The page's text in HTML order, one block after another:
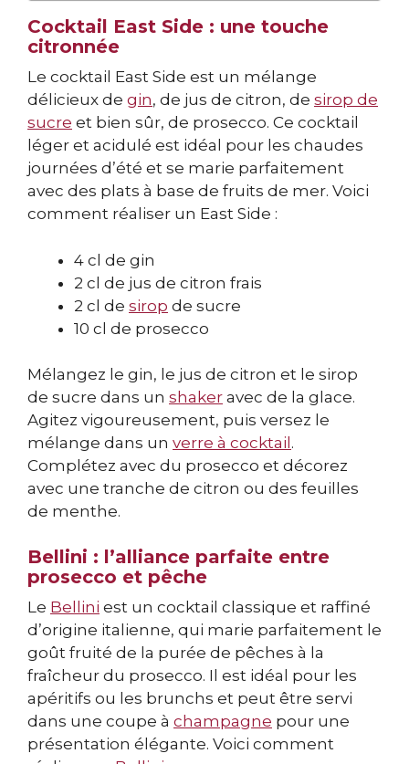
Cocktail East Side : une touche
citronnée
Le cocktail East Side est un mélange
délicieux de gin, de jus de citron, de sirop de
sucre et bien sûr, de prosecco. Ce cocktail
léger et acidulé est idéal pour les chaudes
journées d’été et se marie parfaitement
avec des plats à base de fruits de mer. Voici
comment réaliser un East Side :
4 cl de gin
2 cl de jus de citron frais
2 cl de sirop de sucre
10 cl de prosecco
Mélangez le gin, le jus de citron et le sirop
de sucre dans un shaker avec de la glace.
Agitez vigoureusement, puis versez le
mélange dans un verre à cocktail .
Complétez avec du prosecco et décorez
avec une tranche de citron ou des feuilles
de menthe.
Bellini : l’alliance parfaite entre
prosecco et pêche
Le Bellini est un cocktail classique et raffiné
d’origine italienne, qui marie parfaitement le
goût fruité de la purée de pêches à la
fraîcheur du prosecco. Il est idéal pour les
apéritifs ou les brunchs et peut être servi
dans une coupe à champagne pour une
présentation élégante. Voici comment